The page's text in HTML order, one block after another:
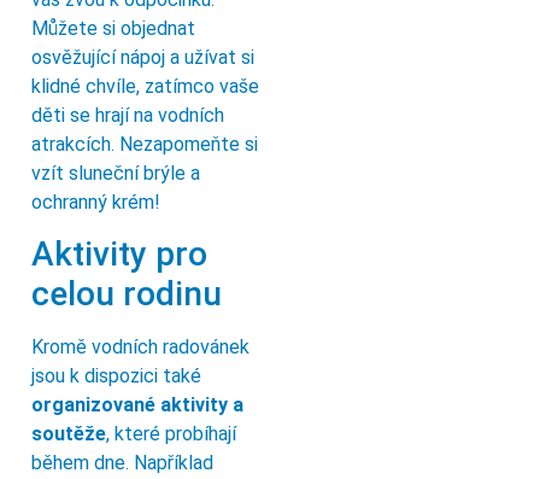
Můžete si objednat
osvěžující nápoj a užívat si
klidné chvíle, zatímco vaše
děti se hrají na vodních
atrakcích. Nezapomeňte si
vzít sluneční brýle a
ochranný krém!
Aktivity pro
celou rodinu
Kromě vodních radovánek
jsou k dispozici také
organizované aktivity a
soutěže, které probíhají
během dne. Například